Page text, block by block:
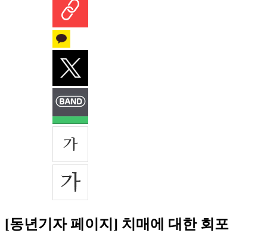
[동년기자 페이지] 치매에 대한 회포